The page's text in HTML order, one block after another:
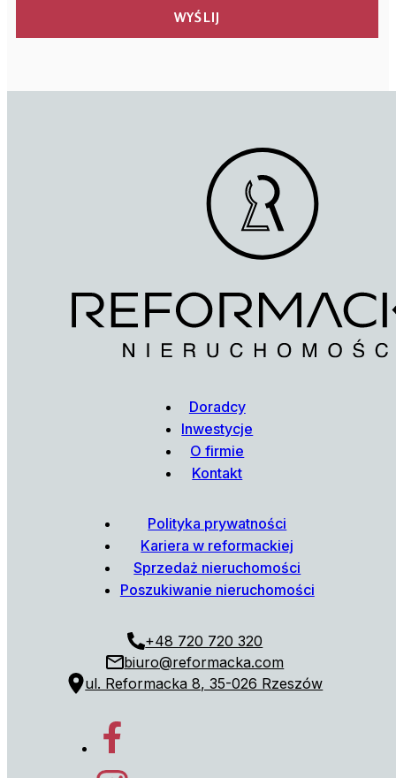
Doradcy
Inwestycje
O firmie
Kontakt
Polityka prywatności
Kariera w reformackiej
Sprzedaż nieruchomości
Poszukiwanie nieruchomości
+48 720 720 320
biuro@reformacka.com
ul. Reformacka 8, 35-026 Rzeszów